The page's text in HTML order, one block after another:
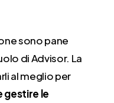
sono pane
di Advisor. La
al meglio per
gestire le